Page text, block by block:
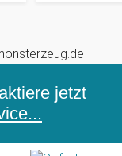
jetzt